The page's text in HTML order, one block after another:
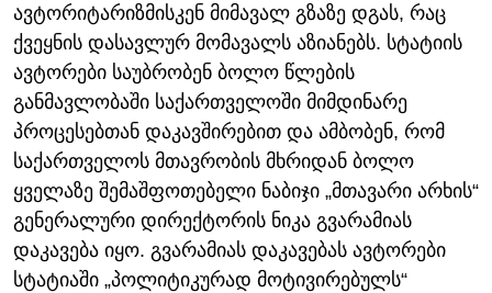
ავტორიტარიზმისკენ მიმავალ გზაზე დგას, რაც
ქვეყნის დასავლურ მომავალს აზიანებს. სტატიის
ავტორები საუბრობენ ბოლო წლების
განმავლობაში საქართველოში მიმდინარე
პროცესებთან დაკავშირებით და ამბობენ, რომ
საქართველოს მთავრობის მხრიდან ბოლო
ყველაზე შემაშფოთებელი ნაბიჯი „მთავარი არხის“
გენერალური დირექტორის ნიკა გვარამიას
დაკავება იყო. გვარამიას დაკავებას ავტორები
სტატიაში „პოლიტიკურად მოტივირებულს“